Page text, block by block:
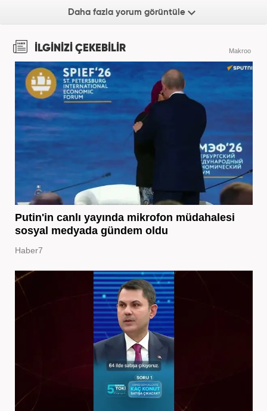
Daha fazla yorum görüntüle
İLGİNİZİ ÇEKEBİLİR Makroo
Putin'in canlı yayında mikrofon müdahalesi
sosyal medyada gündem oldu
Haber7